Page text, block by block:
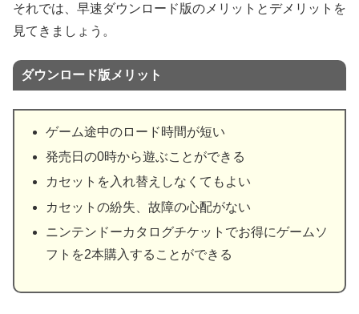
それでは、早速ダウンロード版のメリットとデメリットを
見てきましょう。
ダウンロード版メリット
ゲーム途中のロード時間が短い
発売日の0時から遊ぶことができる
カセットを入れ替えしなくてもよい
カセットの紛失、故障の心配がない
ニンテンドーカタログチケットでお得にゲームソ
フトを2本購入することができる